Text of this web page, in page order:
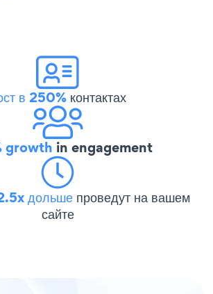
в 250%контактах
growth in engagement
дольше проведут на вашем
сайте